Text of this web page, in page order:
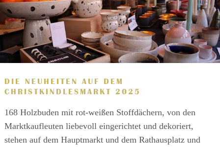
DIE NEUHEITEN AUF DEM
CHRISTKINDLESMARKT 2025
168 Holzbuden mit rot-weißen Stoffdächern, von den
Marktkaufleuten liebevoll eingerichtet und dekoriert,
stehen auf dem Hauptmarkt und dem Rathausplatz und